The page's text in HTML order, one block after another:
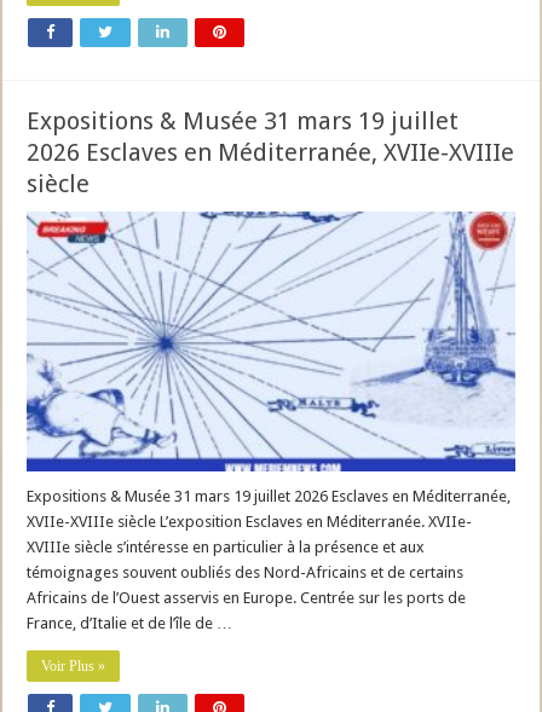
Expositions & Musée 31 mars 19 juillet
2026 Esclaves en Méditerranée, XVIIe-XVIIIe
siècle
Expositions & Musée 31 mars 19 juillet 2026 Esclaves en Méditerranée,
XVIIe-XVIIIe siècle L’exposition Esclaves en Méditerranée. XVIIe-
XVIIIe siècle s’intéresse en particulier à la présence et aux
témoignages souvent oubliés des Nord-Africains et de certains
Africains de l’Ouest asservis en Europe. Centrée sur les ports de
France, d’Italie et de l’île de …
Voir Plus »